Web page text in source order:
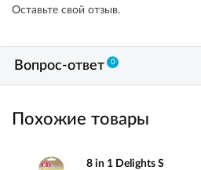
Оставьте свой отзыв.
Вопрос-ответ 0
Похожие товары
8 in 1 Delights S